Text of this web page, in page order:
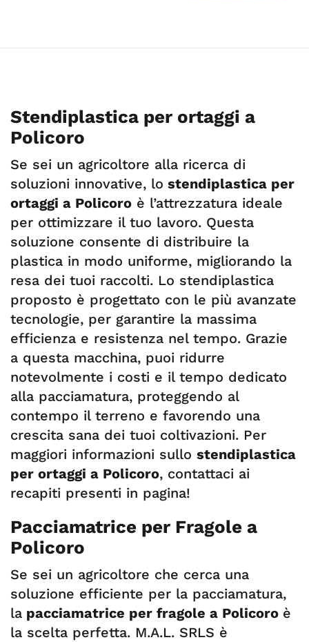
Stendiplastica per ortaggi a
Policoro
Se sei un agricoltore alla ricerca di
soluzioni innovative, lo stendiplastica per
ortaggi a Policoro è l’attrezzatura ideale
per ottimizzare il tuo lavoro. Questa
soluzione consente di distribuire la
plastica in modo uniforme, migliorando la
resa dei tuoi raccolti. Lo stendiplastica
proposto è progettato con le più avanzate
tecnologie, per garantire la massima
efficienza e resistenza nel tempo. Grazie
a questa macchina, puoi ridurre
notevolmente i costi e il tempo dedicato
alla pacciamatura, proteggendo al
contempo il terreno e favorendo una
crescita sana dei tuoi coltivazioni. Per
maggiori informazioni sullo stendiplastica
per ortaggi a Policoro, contattaci ai
recapiti presenti in pagina!
Pacciamatrice per Fragole a
Policoro
Se sei un agricoltore che cerca una
soluzione efficiente per la pacciamatura,
la pacciamatrice per fragole a Policoro è
la scelta perfetta. M.A.L. SRLS è